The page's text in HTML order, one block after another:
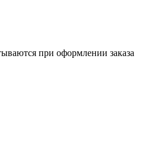
при оформлении заказа